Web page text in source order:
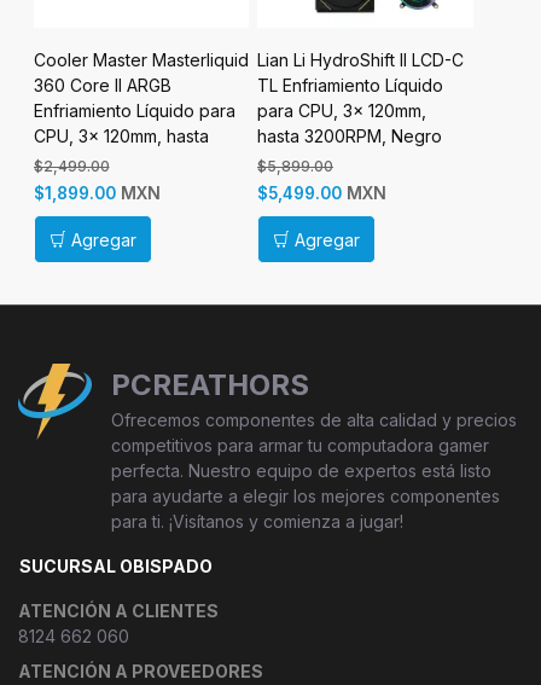
Cooler Master Masterliquid
360 Core II ARGB
Enfriamiento Líquido para
CPU, 3x 120mm, hasta
1750RPM, Negro
$2,499.00
$1,899.00 MXN
Agregar
Lian Li HydroShift II LCD-C
TL Enfriamiento Líquido
para CPU, 3x 120mm,
hasta 3200RPM, Negro
$5,899.00
$5,499.00 MXN
Agregar
PCREATHORS
Ofrecemos componentes de alta calidad y precios
competitivos para armar tu computadora gamer
perfecta. Nuestro equipo de expertos está listo
para ayudarte a elegir los mejores componentes
para ti. ¡Visítanos y comienza a jugar!
SUCURSAL OBISPADO
ATENCIÓN A CLIENTES
8124 662 060
ATENCIÓN A PROVEEDORES